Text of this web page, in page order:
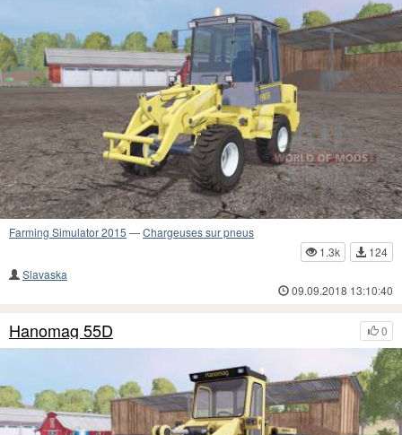
Farming Simulator 2015 —Chargeuses sur pneus
1.3k
124
Slavaska
09.09.2018 13:10:40
0
Hanomag 55D